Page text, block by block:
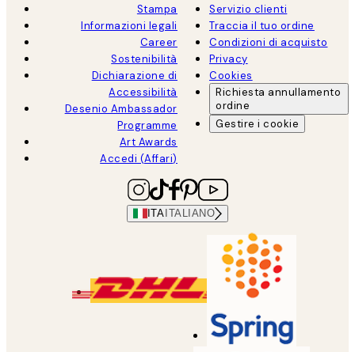
Stampa
Informazioni legali
Career
Sostenibilità
Dichiarazione di
Accessibilità
Desenio Ambassador
Programme
Art Awards
Accedi (Affari)
Servizio clienti
Traccia il tuo ordine
Condizioni di acquisto
Privacy
Cookies
Richiesta annullamento
ordine
Gestire i cookie
ITA ITALIANO